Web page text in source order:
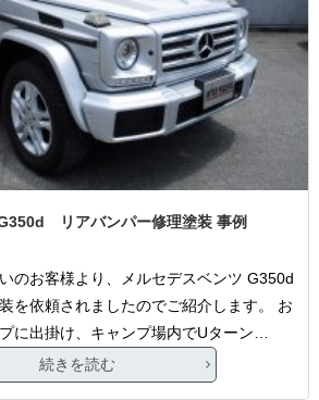
リアバンパー修理塗装 事例
のお客様より、メルセデスベンツ G350d
を依頼されましたのでご紹介します。 お
に出掛け、キャンプ場内でUターン…
続きを読む